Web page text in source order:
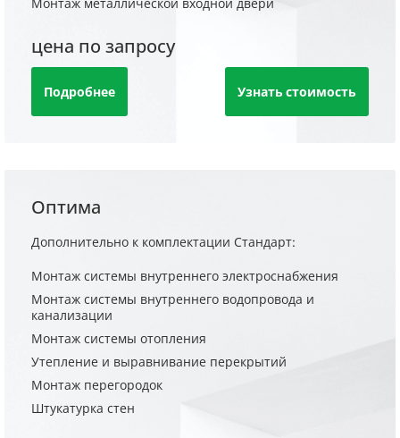
цена по запросу
Подробнее Узнать стоимость
Оптима
Дополнительно к комплектации Стандарт:
Монтаж системы внутреннего электроснабжения
Монтаж системы внутреннего водопровода и
канализации
Монтаж системы отопления
Утепление и выравнивание перекрытий
Монтаж перегородок
Штукатурка стен